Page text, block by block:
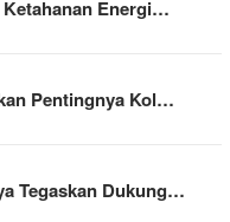
Energi…
Pentingnya Kol…
Tegaskan Dukung…